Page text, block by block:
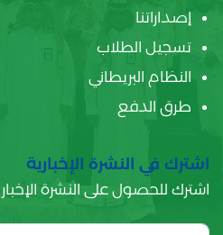
إصداراتنا
تسجيل الطلاب
النظام البريطاني
طرق الدفع
اشترك في النشرة الإخبارية
اشترك للحصول على النشرة